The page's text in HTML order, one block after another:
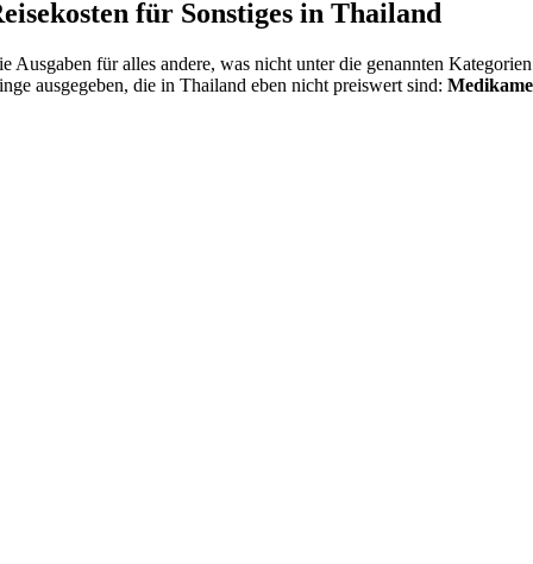
für Sonstiges in Thailand
Ausgaben für alles andere, was nicht unter die genannten
ausgegeben, die in Thailand eben nicht preiswert sind: